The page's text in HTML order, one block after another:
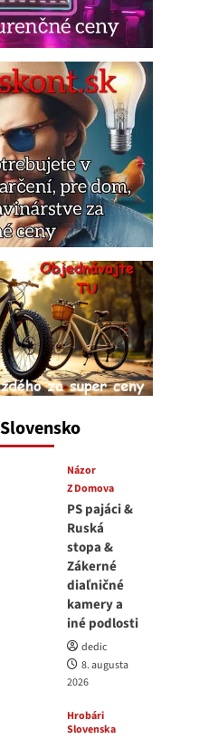
Slovensko
Názor
Z Domova
PS pajáci &
Ruská
stopa &
Zákerné
diaľničné
kamery a
iné podlosti
dedic
8. augusta
2026
Hrobári
Slovenska